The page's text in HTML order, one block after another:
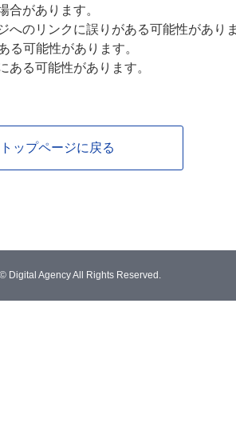
合があります。
へのリンクに誤りがある可能性があり
る可能性があります。
ある可能性があります。
トップページに戻る
Digital Agency All Rights Reserved.